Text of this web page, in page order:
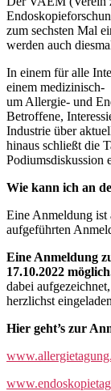
zum sechsten Mal
werden auch
In einem für alle
einem medizinisch-
um Allergie- und
Betroffene,
Industrie über
hinaus schließt die
Podiumsdiskussion
Wie kann ich an
Eine Anmeldung ist
aufgeführten
Eine Anmeldung
17.10.2022
dabei
herzlichst
Hier geht’s zur